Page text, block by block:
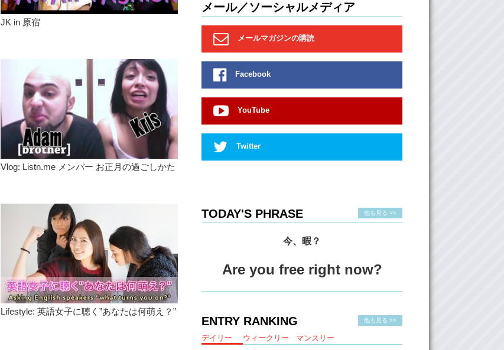
JK in 原宿
Vlog: Listn.me メンバー お正月の過ごしかた
Lifestyle: 英語女子に聴く”あなたは何萌え？”
Kristina: I’m just too short to see things.
Junko: GAAHHH….
Kristina: Should we ask for directions?
Junko: nnn…I don’t really want to.
Junko: I don’t wanna be like…I don’t wanna be those
foreigners..
Kristina: Excuse me..
Junko: I wanna know where your costumes are.
Junko: So Kristina had found this place earlier.
hopefully uh…hey look they’re hiring! ..they will uh
have..costumes.
Junko: Ok! No more, see you later!
Junko: After numerous
failed searches…we finally
found something in our budget.
メール／ソーシャルメディア
メールマガジンの購読
Facebook
YouTube
Twitter
他も見る >>
TODAY'S PHRASE
今、暇？
Are you free right now?
他も見る >>
ENTRY RANKING
デイリー ウィークリー マンスリー